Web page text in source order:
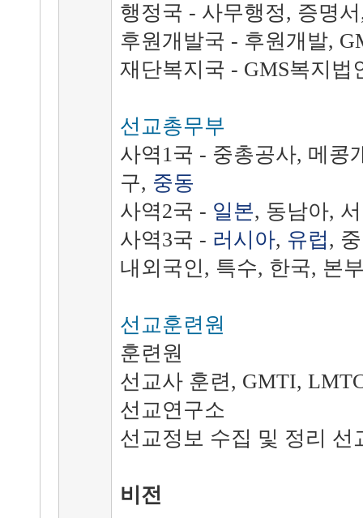
행정국 - 사무행정, 증명
후원개발국 - 후원개발,
재단복지국 - GMS복지법
선교총무부
사역1국 - 중총공사, 메콩
구, 중동
사역2국 - 일본, 동남아,
사역3국 - 러시아, 유럽,
내외국인, 특수, 한국, 본
선교훈련원
훈련원
선교사 훈련, GMTI,
선교연구소
선교정보 수집 및 정리 선
비전